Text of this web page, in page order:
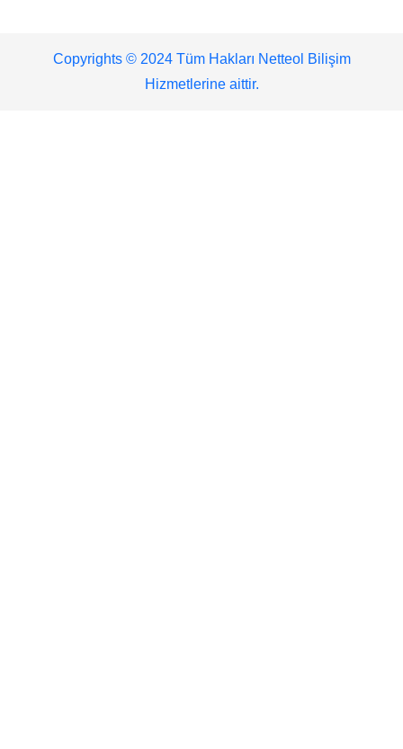
Copyrights © 2024 Tüm Hakları Netteol Bilişim
Hizmetlerine aittir.